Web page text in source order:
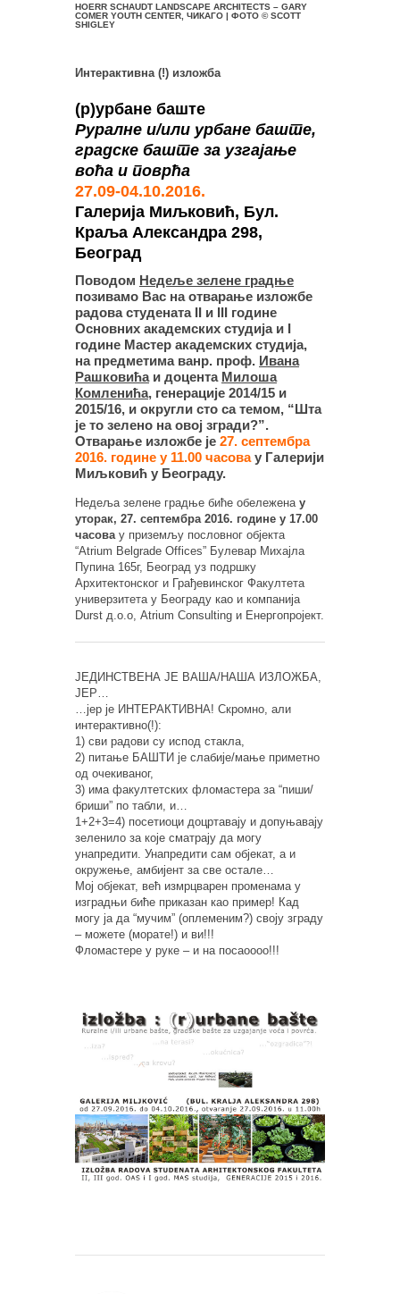
HOERR SCHAUDT LANDSCAPE ARCHITECTS – GARY
COMER YOUTH CENTER, ЧИКАГО | ФОТО © SCOTT
SHIGLEY
Интерактивна (!) изложба
(р)урбане баште
Руралне и/или урбане баште,
градске баште за узгајање
воћа и поврћа
27.09-04.10.2016.
Галерија Миљковић, Бул.
Краља Александра 298,
Београд
Поводом Недеље зелене градње
позивамо Вас на отварање изложбе
радова студената II и III године
Основних академских студија и I
године Мастер академских студија,
на предметима ванр. проф. Ивана
Рашковићаи доцента Милоша
Комленића, генерације 2014/15 и
2015/16, и округли сто са темом, “Шта
је то зелено на овој згради?”.
Отварање изложбе је 27. септембра
2016. године у 11.00 часовау Галерији
Миљковић у Београду.
Недеља зелене градње биће обележена у
уторак, 27. септембра 2016. године у 17.00
часова у приземљу пословног објекта
“Atrium Belgrade Offices” Булевар Михајла
Пупина 165г, Београд уз подршку
Архитектонског и Грађевинског Факултета
универзитета у Београду као и компанија
Durst д.о.о, Atrium Consulting и Енергопројект.
ЈЕДИНСТВЕНА ЈЕ ВАША/НАША ИЗЛОЖБА,
ЈЕР…
…јер је ИНТЕРАКТИВНА! Скромно, али
интерактивно(!):
1) сви радови су испод стакла,
2) питање БАШТИ је слабије/мање приметно
од очекиваног,
3) има факултетских фломастера за “пиши/
бриши” по табли, и…
1+2+3=4) посетиоци доцртавају и допуњавају
зеленило за које сматрају да могу
унапредити. Унапредити сам објекат, а и
окружење, амбијент за све остале…
Мој објекат, већ измрцварен променама у
изградњи биће приказан као пример! Кад
могу ја да “мучим” (оплеменим?) своју зграду
– можете (морате!) и ви!!!
Фломастере у руке – и на посаоооо!!!